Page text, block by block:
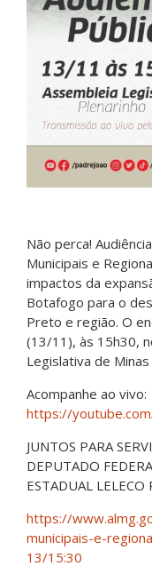
Não perca!
Municipais e
impactos da
Botafogo para o
Preto e região. O
(13/11), às 15h30,
Legislativa de Minas
Acompanhe ao vivo:
https://
JUNTOS PARA
DEPUTADO
ESTADUAL LELECO
https://
municipais-e-
13/15:30